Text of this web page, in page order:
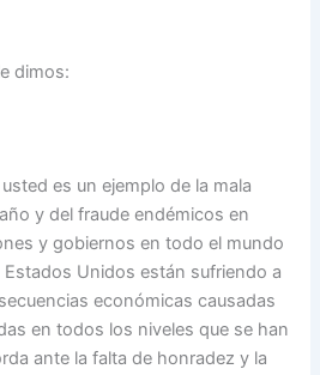
dimos:
es un ejemplo de la mala
y del fraude endémicos en
y gobiernos en todo el mundo
Unidos están sufriendo a
económicas causadas
en todos los niveles que se han
ante la falta de honradez y la